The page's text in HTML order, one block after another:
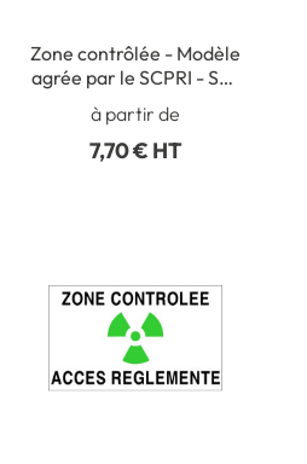
Zone contrôlée - Modèle
agrée par le SCPRI - STF
à partir de
7,70 € HT